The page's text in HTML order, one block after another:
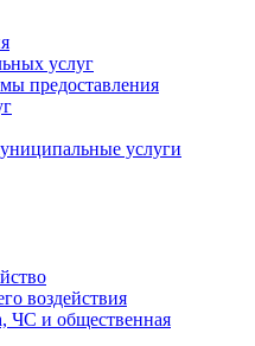
услуг
предоставления
услуги
воздействия
ЧС и общественная